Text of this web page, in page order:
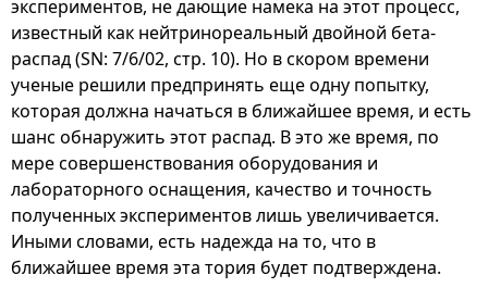
экспериментов, не дающие намека на этот процесс,
известный как нейтринореальный двойной бета-
распад (SN: 7/6/02, стр. 10). Но в скором времени
ученые решили предпринять еще одну попытку,
которая должна начаться в ближайшее время, и есть
шанс обнаружить этот распад. В это же время, по
мере совершенствования оборудования и
лабораторного оснащения, качество и точность
полученных экспериментов лишь увеличивается.
Иными словами, есть надежда на то, что в
ближайшее время эта тория будет подтверждена.